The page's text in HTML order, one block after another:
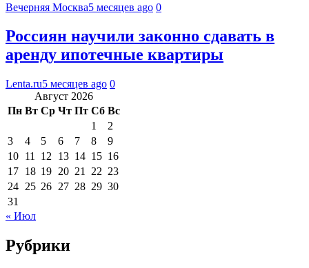
Вечерняя Москва5 месяцев ago 0
Россиян научили законно сдавать в
аренду ипотечные квартиры
Lenta.ru5 месяцев ago 0
Август 2026
Пн Вт Ср Чт Пт Сб Вс
1
2
3
4 5 6 7 8
9
10 11 12 13 14 15 16
17 18 19 20 21 22 23
24 25 26 27 28 29 30
31
« Июл
Рубрики